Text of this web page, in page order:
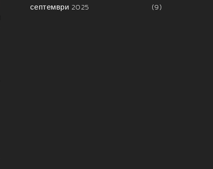
септември 2025
(9)